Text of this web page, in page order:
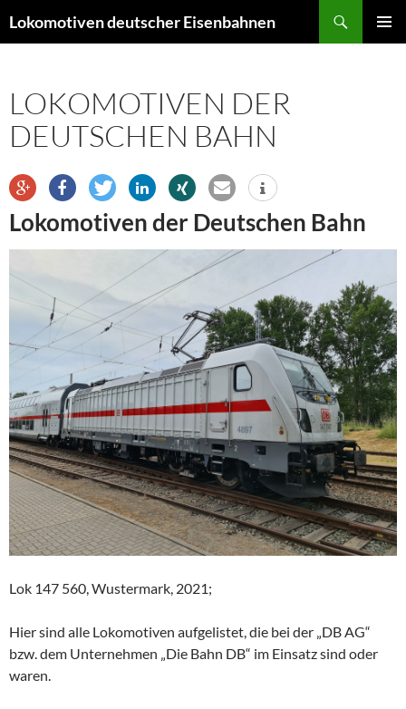
Inhalt
Lokomotiven deutscher Eisenbahnen
LOKOMOTIVEN DER
DEUTSCHEN BAHN
Lokomotiven der Deutschen Bahn
Lok 147 560, Wustermark, 2021;
Hier sind alle Lokomotiven aufgelistet, die bei der „DB AG“
bzw. dem Unternehmen „Die Bahn DB“ im Einsatz sind oder
waren.